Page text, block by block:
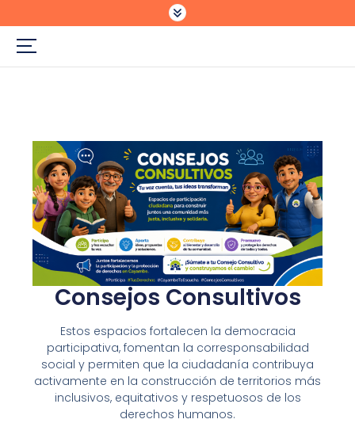
Consejos Consultivos
Estos espacios fortalecen la democracia
participativa, fomentan la corresponsabilidad
social y permiten que la ciudadanía contribuya
activamente en la construcción de territorios más
inclusivos, equitativos y respetuosos de los
derechos humanos.